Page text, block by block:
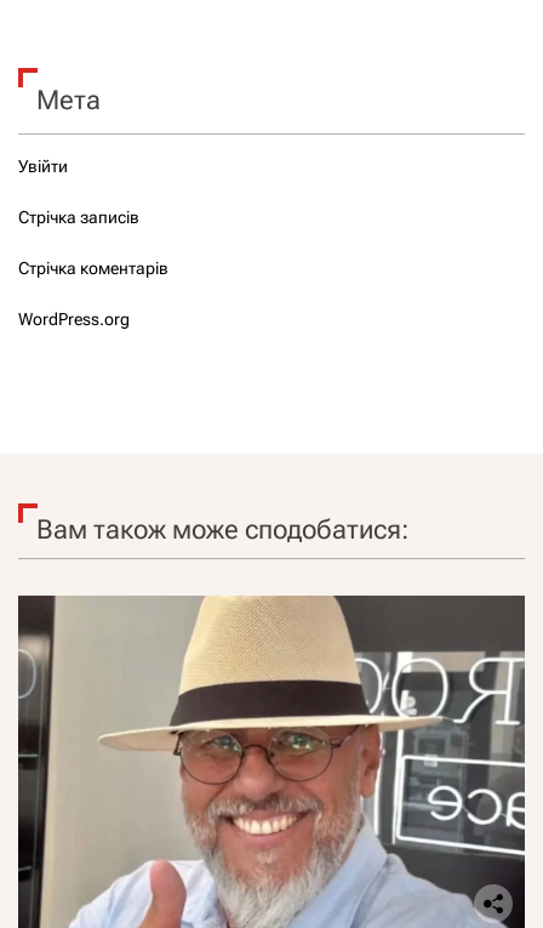
Мета
Увійти
Стрічка записів
Стрічка коментарів
WordPress.org
Вам також може сподобатися: